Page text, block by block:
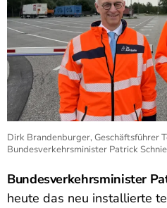
Dirk Brandenburger, Geschäftsführer
Bundesverkehrsminister Patrick
Bundesverkehrsminister
heute das neu installierte